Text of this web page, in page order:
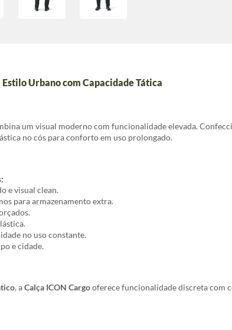
Urbano com Capacidade Tática
um visual moderno com funcionalidade elevada.
no cós para conforto em uso prolongado.
e visual clean.
para armazenamento extra.
no uso constante.
e cidade.
, aCalça ICON Cargooferece funcionalidade discreta com